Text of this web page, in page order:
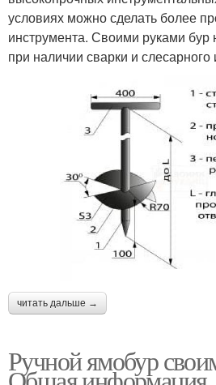
условиях можно сделать более
инструмента. Своими руками бур
при наличии сварки и слесарного
читать дальше →
Ручной ямобур